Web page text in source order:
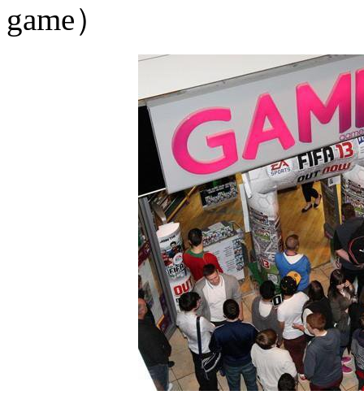
game）